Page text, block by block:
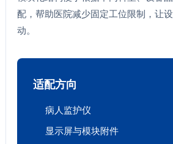
配，帮助医院减少固定工位限制，让
动。
适配方向
病人监护仪
显示屏与模块附件